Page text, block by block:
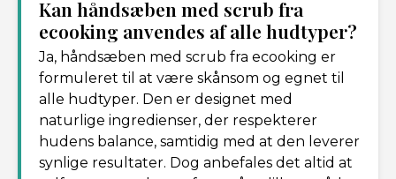
Kan håndsæben med scrub fra
ecooking anvendes af alle hudtyper?
Ja, håndsæben med scrub fra ecooking er
formuleret til at være skånsom og egnet til
alle hudtyper. Den er designet med
naturlige ingredienser, der respekterer
hudens balance, samtidig med at den leverer
synlige resultater. Dog anbefales det altid at